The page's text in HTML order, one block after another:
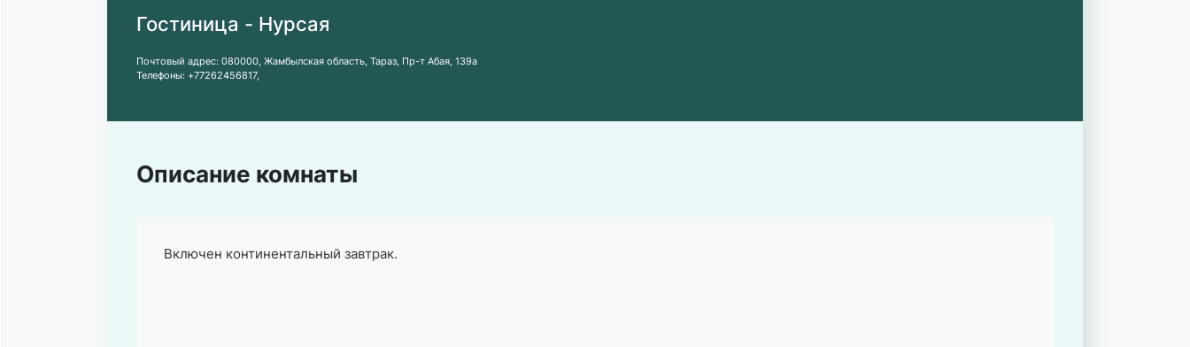
Гостиница - Нурсая
Почтовый адрес: 080000, Жамбылская область, Тараз, Пр-т Абая, 139а
Телефоны: +77262456817,
Описание комнаты